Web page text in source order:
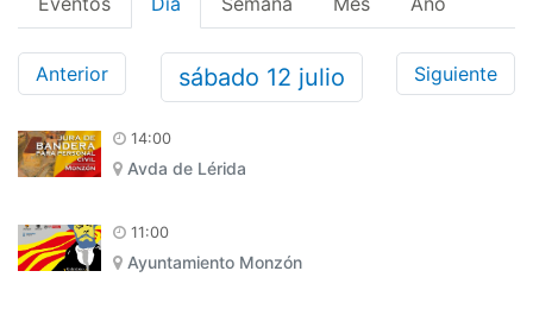
Anterior sábado 12 julio Siguiente
14:00
Avda de Lérida
11:00
Ayuntamiento Monzón